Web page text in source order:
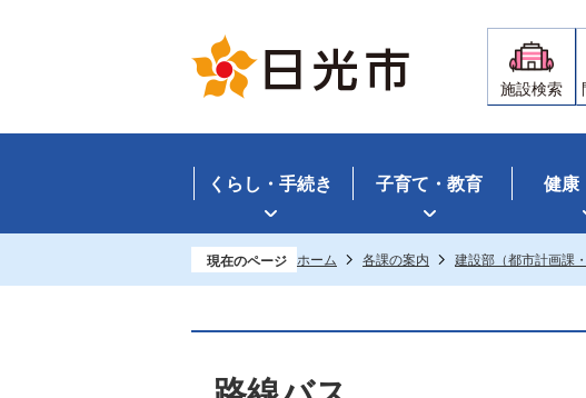
施設検索
くらし・手続き 子育て・教育 健康
現在のページ ホーム 各課の案内 建設部（都市計画課